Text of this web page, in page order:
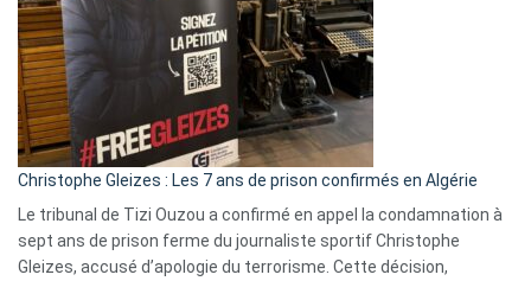
et
Slovénie
rejettent
la
présence
d’Israël
Christophe Gleizes : Les 7 ans de prison confirmés en Algérie
Le tribunal de Tizi Ouzou a confirmé en appel la condamnation à
sept ans de prison ferme du journaliste sportif Christophe
Gleizes, accusé d’apologie du terrorisme. Cette décision,